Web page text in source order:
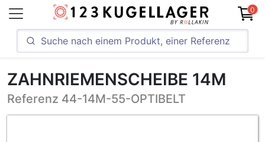
0
ZAHNRIEMENSCHEIBE 14M
Referenz 44-14M-55-OPTIBELT